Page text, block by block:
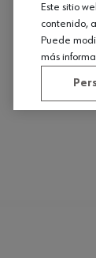
Este sitio
contenido,
Puede
más